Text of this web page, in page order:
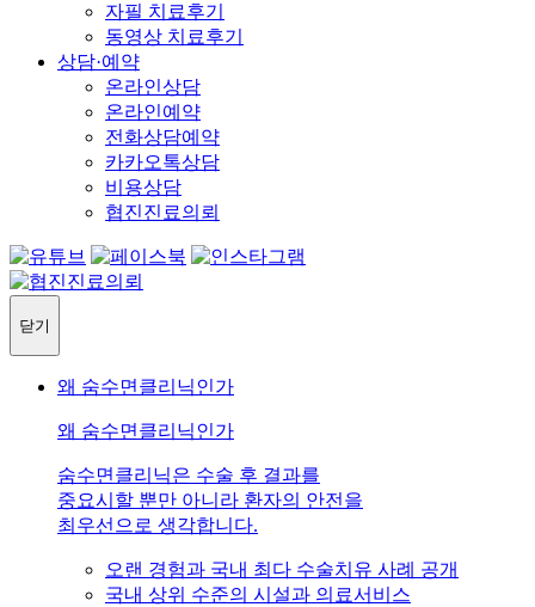
자필 치료후기
동영상 치료후기
상담·예약
온라인상담
온라인예약
전화상담예약
카카오톡상담
비용상담
협진진료의뢰
닫기
왜 숨수면클리닉인가
왜 숨수면클리닉인가
숨수면클리닉은 수술 후 결과를
중요시할 뿐만 아니라 환자의 안전을
최우선으로 생각합니다.
오랜 경험과 국내 최다 수술치유 사례 공개
국내 상위 수준의 시설과 의료서비스